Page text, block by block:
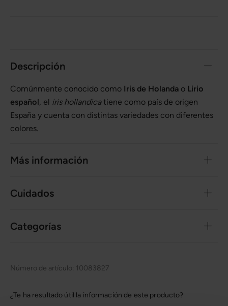
Descripción
Comúnmente conocido como Iris de Holanda o Lirio
español, el iris hollandicatiene como país de origen
España y cuenta con distintas variedades con diferentes
colores.
Más información
Cuidados
Categorías
Número de artículo: 10083827
¿Te ha resultado útil la información de este producto?